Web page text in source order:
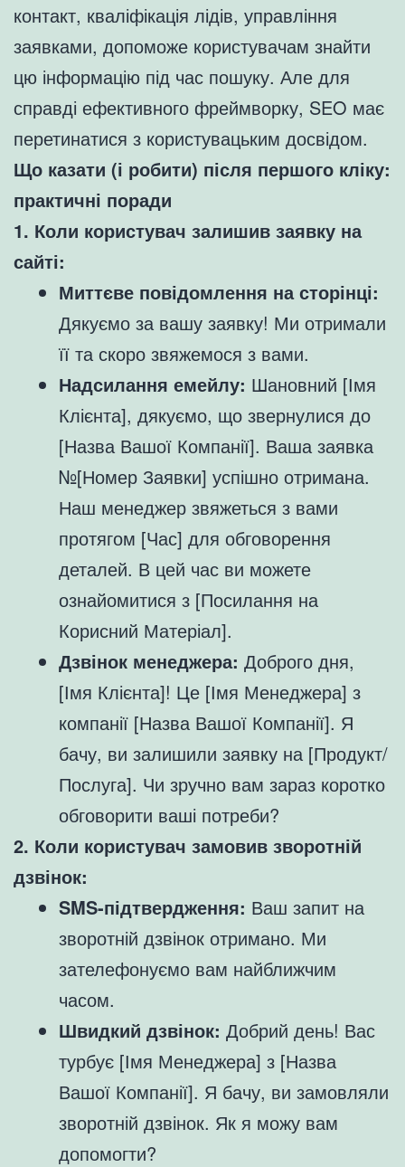
контакт, кваліфікація лідів, управління
заявками, допоможе користувачам знайти
цю інформацію під час пошуку. Але для
справді ефективного фреймворку, SEO має
перетинатися з користувацьким досвідом.
Що казати (і робити) після першого кліку:
практичні поради
1. Коли користувач залишив заявку на
сайті:
Миттєве повідомлення на сторінці:
Дякуємо за вашу заявку! Ми отримали
її та скоро звяжемося з вами.
Надсилання емейлу: Шановний [Імя
Клієнта], дякуємо, що звернулися до
[Назва Вашої Компанії]. Ваша заявка
№[Номер Заявки] успішно отримана.
Наш менеджер звяжеться з вами
протягом [Час] для обговорення
деталей. В цей час ви можете
ознайомитися з [Посилання на
Корисний Матеріал].
Дзвінок менеджера: Доброго дня,
[Імя Клієнта]! Це [Імя Менеджера] з
компанії [Назва Вашої Компанії]. Я
бачу, ви залишили заявку на [Продукт/
Послуга]. Чи зручно вам зараз коротко
обговорити ваші потреби?
2. Коли користувач замовив зворотній
дзвінок:
SMS-підтвердження: Ваш запит на
зворотній дзвінок отримано. Ми
зателефонуємо вам найближчим
часом.
Швидкий дзвінок: Добрий день! Вас
турбує [Імя Менеджера] з [Назва
Вашої Компанії]. Я бачу, ви замовляли
зворотній дзвінок. Як я можу вам
допомогти?